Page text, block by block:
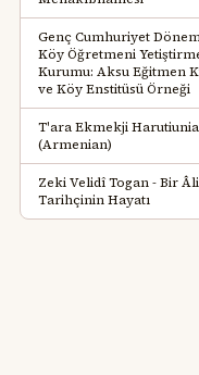
Genç Cumhuriyet
Köy Öğretmeni
Kurumu: Aksu Eğitmen
ve Köy Enstitüsü Örneği
T'ara Ekmekji
(Armenian)
Zeki Velidî Togan - Bir
Tarihçinin Hayatı